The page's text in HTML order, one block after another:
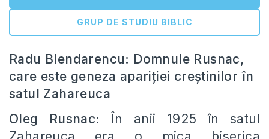
GRUP DE STUDIU BIBLIC
Radu Blendarencu: Domnule Rusnac,
care este geneza apariției creștinilor în
satul Zahareuca
Oleg Rusnac:
În anii 1925 în satul